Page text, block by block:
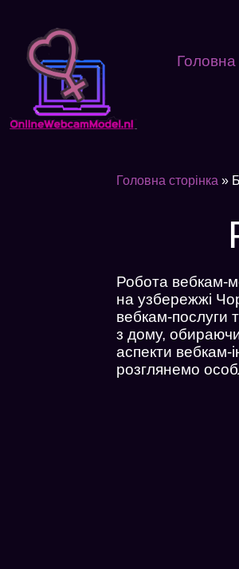
Головна
Головна сторінка »
Робота вебкам-
на узбережжі
вебкам-послуги
з дому,
аспекти вебкам-
розглянемо